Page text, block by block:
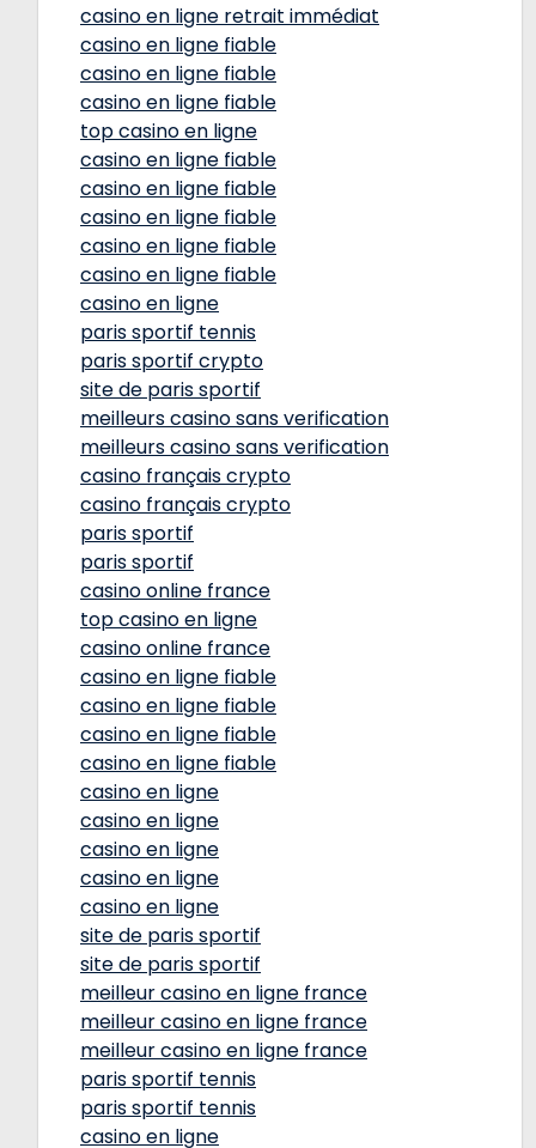
casino en ligne retrait immédiat
casino en ligne fiable
casino en ligne fiable
casino en ligne fiable
top casino en ligne
casino en ligne fiable
casino en ligne fiable
casino en ligne fiable
casino en ligne fiable
casino en ligne fiable
casino en ligne
paris sportif tennis
paris sportif crypto
site de paris sportif
meilleurs casino sans verification
meilleurs casino sans verification
casino français crypto
casino français crypto
paris sportif
paris sportif
casino online france
top casino en ligne
casino online france
casino en ligne fiable
casino en ligne fiable
casino en ligne fiable
casino en ligne fiable
casino en ligne
casino en ligne
casino en ligne
casino en ligne
casino en ligne
site de paris sportif
site de paris sportif
meilleur casino en ligne france
meilleur casino en ligne france
meilleur casino en ligne france
paris sportif tennis
paris sportif tennis
casino en ligne